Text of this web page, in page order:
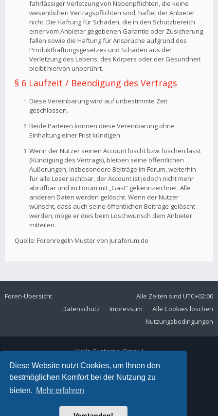
Diese Website nutzt Cookies, um Ihnen den
bestmöglichen Komfort bei der Nutzung zu
bieten. Mehr erfahren
fahrlässiger Verletzung von Nebenpflichten, die keine
wesentlichen Vertragspflichten sind, haftet der Anbieter
nicht. Die Haftung für Schäden, die in den Schutzbereich
einer vom Anbieter gegebenen Garantie oder Zusicherung
fallen sowie die Haftung für Ansprüche aufgrund des
Produkthaftungsgesetzes und Schäden aus der
Verletzung des Lebens, des Körpers oder der Gesundheit
bleibt hiervon unberührt.
§ 6 Laufzeit / Beendigung des Vertrags
Diese Vereinbarung wird auf unbestimmte Zeit
geschlossen.
Beide Parteien können diese Vereinbarung ohne
Einhaltung einer Frist kündigen.
Wenn der Nutzer seinen Account löscht bzw. löschen lässt
(Kündigung des Vertrags), bleiben seine öffentlichen
Äußerungen, insbesondere Beiträge im Forum, weiterhin
für alle Leser sichtbar, der Account ist jedoch nicht mehr
abrufbar und im Forum mit „Gast“ gekennzeichnet. Alle
anderen Daten werden gelöscht. Wenn der Nutzer
wünscht, dass auch seine öffentlichen Beiträge gelöscht
werden, möge er dies beim Löschwunsch dem Anbieter
mitteilen.
Quelle: Forenregeln Muster von Juraforum.de
Foren-Übersicht Alle Zeiten sind UTC+02:00
Alle Cookies löschen
Impressum
Datenschutz
Nutzungsbedingungen
Volla Systeme GmbH
Kölner Straße 102
42897 Remscheid
Telefon:+49 2191 59897 61
E-Mail: